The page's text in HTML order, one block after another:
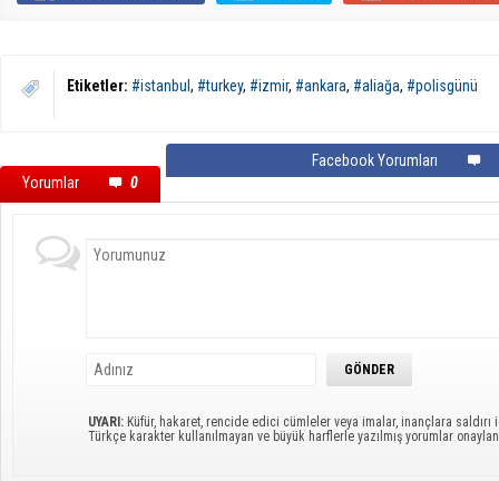
Etiketler: #istanbul , #turkey, #izmir, #ankara, #aliağa, #polisgünü
Yorumlar 0
Facebook Yorumları
UYARI: Küfür, hakaret, rencide edici cümleler veya imalar, inançlara saldırı
Türkçe karakter kullanılmayan ve büyük harflerle yazılmış yorumlar